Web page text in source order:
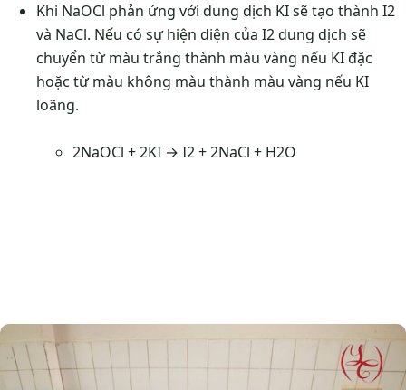
Khi NaOCl phản ứng với dung dịch KI sẽ tạo thành I2
và NaCl. Nếu có sự hiện diện của I2 dung dịch sẽ
chuyển từ màu trắng thành màu vàng nếu KI đặc
hoặc từ màu không màu thành màu vàng nếu KI
loãng.
2NaOCl + 2KI → I2 ​+ 2NaCl + H2​O